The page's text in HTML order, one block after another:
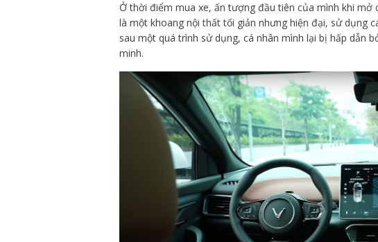
Ở thời điểm mua xe, ấn tượng đầu tiên của mình khi mở
là một khoang nội thất tối giản nhưng hiện đại, sử dụng
sau một quá trình sử dụng, cá nhân mình lại bị hấp dẫn
minh.